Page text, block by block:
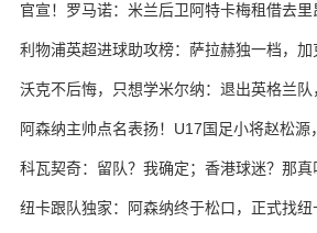
官宣！罗马诺：米兰后卫阿特卡梅租借去
利物浦英超进球助攻榜：萨拉赫独一档，加
沃克不后悔，只想学米尔纳：退出英格兰队
的职业生涯
阿森纳主帅点名表扬！U17国足小将赵松源
来”
科瓦契奇：留队？我确定；香港球迷？那真
纽卡跟队独家：阿森纳终于松口，正式找